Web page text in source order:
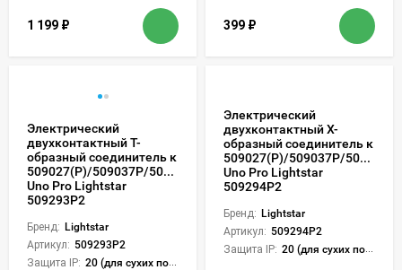
1 199 ₽ 399 ₽
Электрический
двухконтактный Т-
образный соединитель к
509027(P)/509037P/509227(P)/509237P
Uno Pro Lightstar
509293P2
Бренд: Lightstar
Артикул: 509293P2
Защита IP: 20 (для сухих пом.)
Электрический
двухконтактный Х-
образный соединитель к
509027(P)/509037P/
Uno Pro Lightstar
509294P2
Бренд: Lightstar
Артикул: 509294P2
Защита IP: 20 (для сухих пом.)